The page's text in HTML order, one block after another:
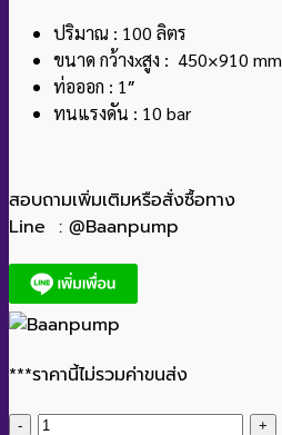
ปริมาณ : 100 ลิตร
ขนาด กว้างxสูง : 450×910 mm
ท่อออก : 1″
ทนแรงดัน : 10 bar
สอบถามเพิ่มเติมหรือสั่งซื้อทาง
Line : @Baanpump
***ราคานี้ไม่รวมค่าขนส่ง
จำนวน